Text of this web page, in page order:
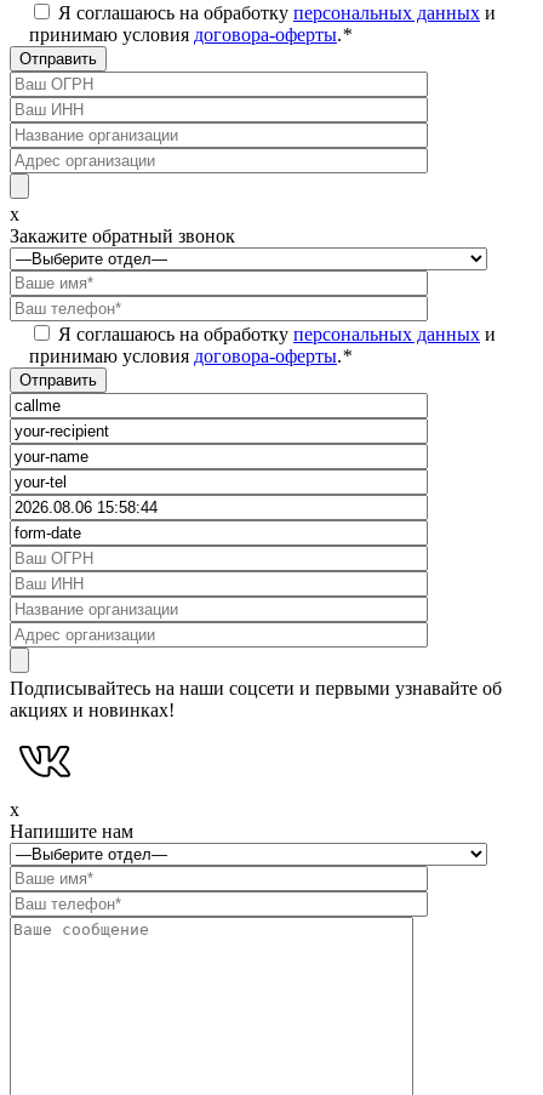
Я соглашаюсь на обработку персональных данных и
принимаю условия договора-оферты.*
x
Закажите обратный звонок
Я соглашаюсь на обработку персональных данных и
принимаю условия договора-оферты.*
Подписывайтесь на наши соцсети и первыми узнавайте об
акциях и новинках!
x
Напишите нам